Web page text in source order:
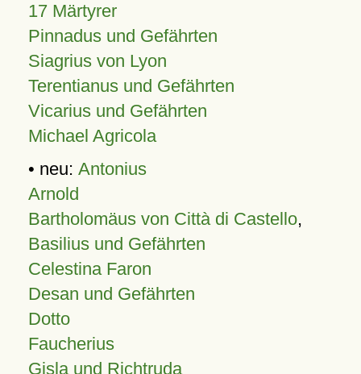
17 Märtyrer
Pinnadus und Gefährten
Siagrius von Lyon
Terentianus und Gefährten
Vicarius und Gefährten
Michael Agricola
• neu: Antonius
Arnold
Bartholomäus von Città di Castello,
Basilius und Gefährten
Celestina Faron
Desan und Gefährten
Dotto
Faucherius
Gisla und Richtruda